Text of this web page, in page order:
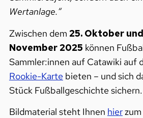
Wertanlage.“
Zwischen dem 25. Oktober
November 2025 können
Sammler:innen auf Catawiki auf
Rookie-Kartebieten – und sich
Stück Fußballgeschichte sichern.
Bildmaterial steht Ihnen hierzum